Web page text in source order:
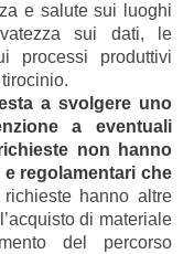
e salute sui luoghi
sui dati, le
processi produttivi
a svolgere uno
a eventuali
non hanno
regolamentari che
hanno altre
di materiale
del percorso